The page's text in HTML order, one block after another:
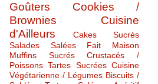
Goûters
Cookies /
Brownies
Cuisine
d'Ailleurs
Cakes Sucrés
Salades Salées
Fait Maison
Muffins Sucrés
Crustacés /
Poissons Tartes Sucrées Cuisine
Végétarienne / Légumes Biscuits /